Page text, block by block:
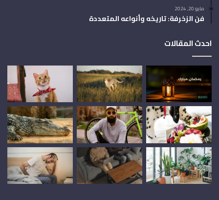
مايو 20, 2024
فن الزخرفة: تاريخه وأنواعه المتعددة
احدث المقالات